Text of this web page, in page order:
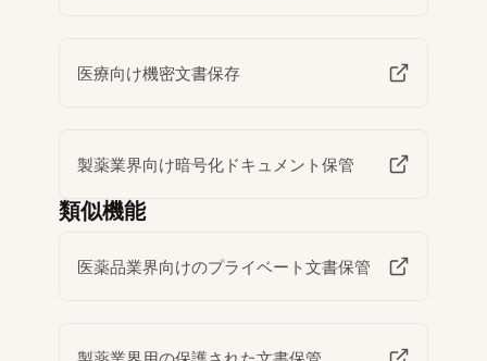
医療向け機密文書保存
製薬業界向け暗号化ドキュメント保管
類似機能
医薬品業界向けのプライベート文書保管